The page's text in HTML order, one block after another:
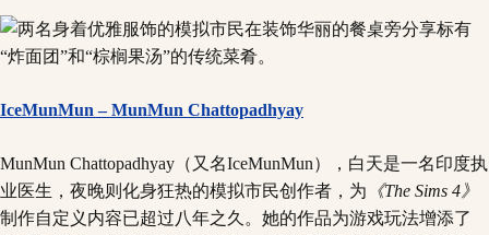
IceMunMun – MunMun Chattopadhyay
MunMun Chattopadhyay（又名IceMunMun），白天是一名印度执
业医生，夜晚则化身狂热的模拟市民创作者，为 《The Sims 4》
制作自定义内容已超过八年之久。她的作品为游戏玩法增添了